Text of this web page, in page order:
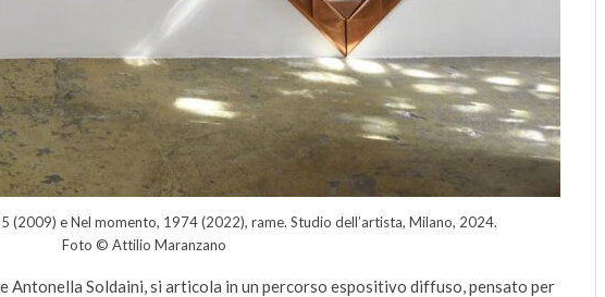
(2009) e Nel momento, 1974 (2022), rame. Studio dell’artista, Milano, 2024.
Foto © Attilio Maranzano
Antonella Soldaini, si articola in un percorso espositivo diffuso, pensato per